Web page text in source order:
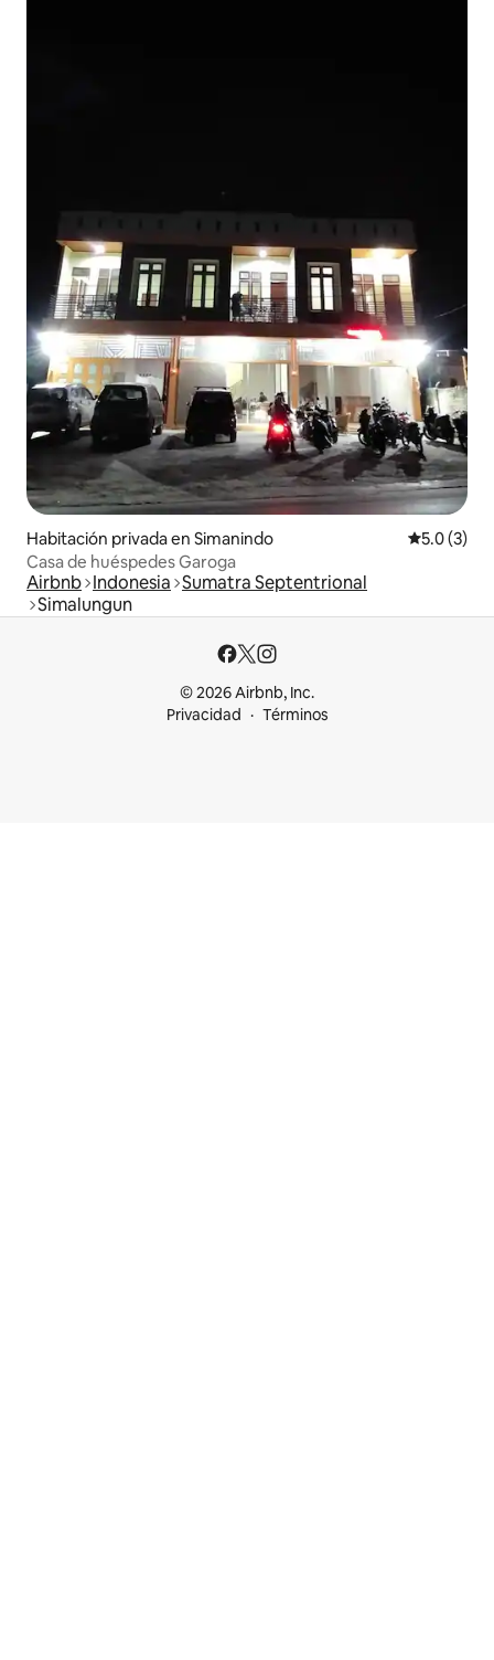
Habitación privada en Simanindo
5.0 (3)
Casa de huéspedes Garoga
Airbnb Indonesia Sumatra Septentrional
Simalungun
© 2026 Airbnb, Inc.
Privacidad
Términos